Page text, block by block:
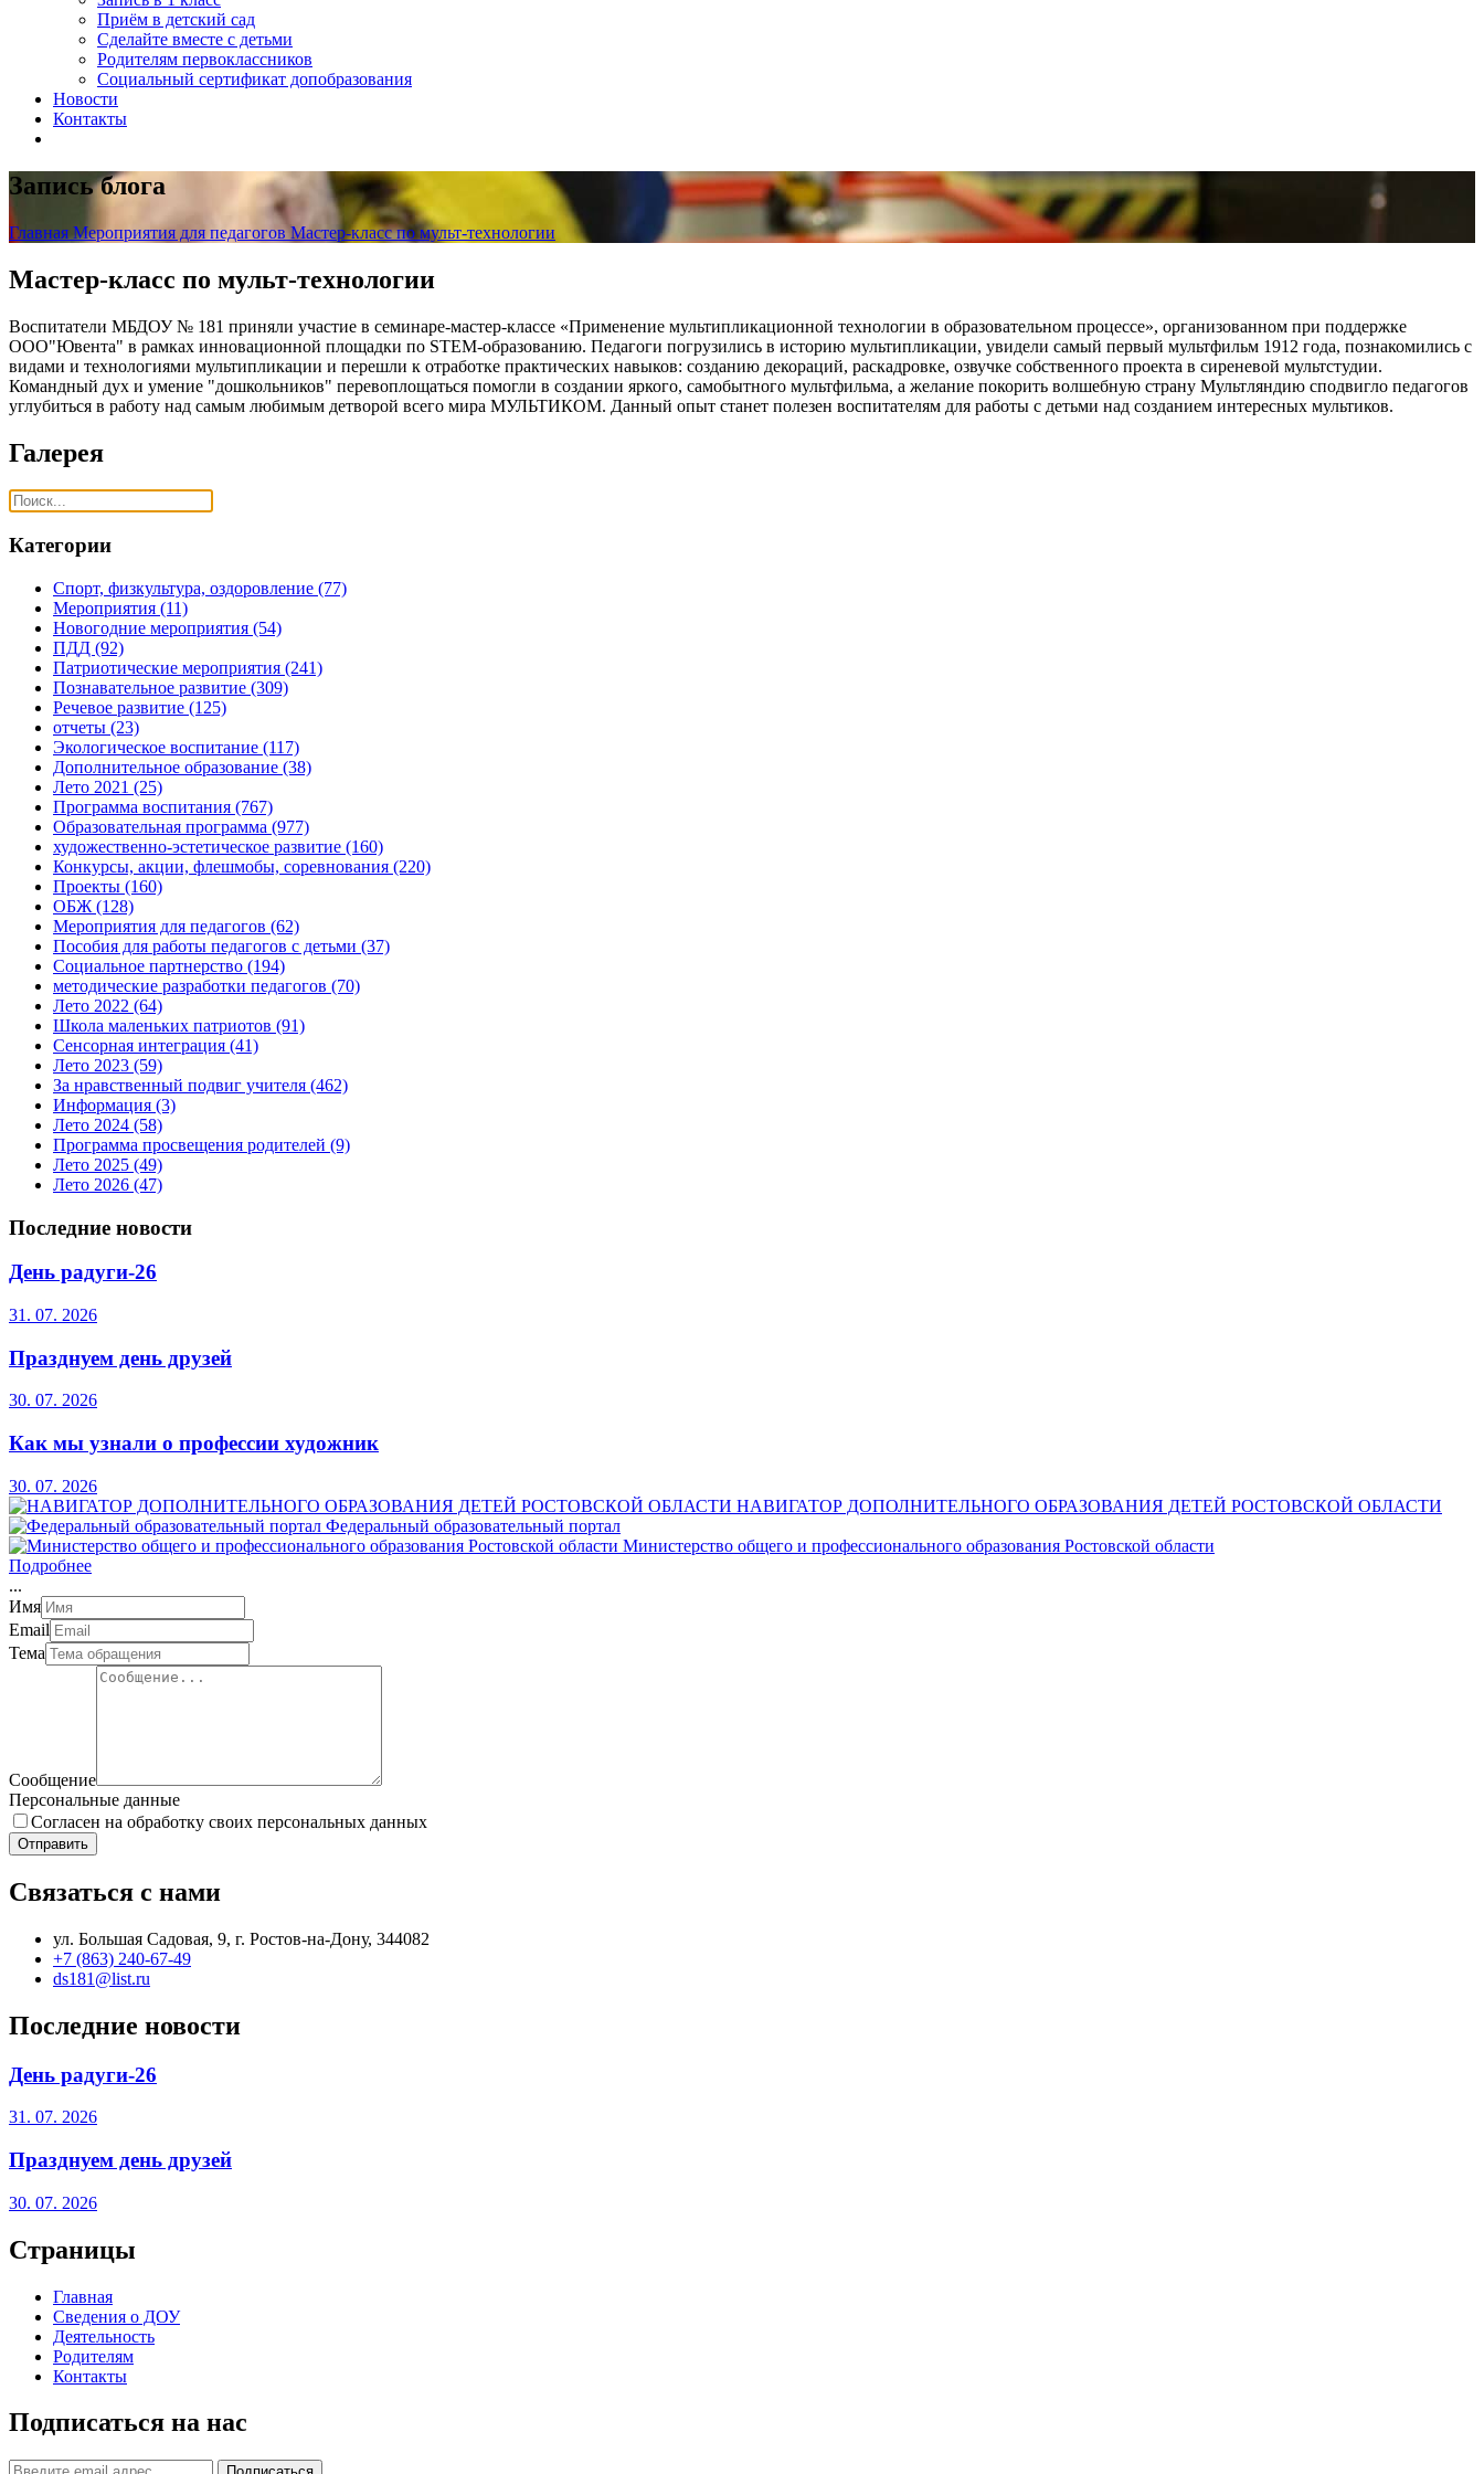
Приём в детский сад
Сделайте вместе с детьми
Родителям первоклассников
Социальный сертификат допобразования
Новости
Контакты
Запись блога
Главная Мероприятия для педагоговМастер-класс по мульт-технологии
Мастер-класс по мульт-технологии
Воспитатели МБДОУ № 181 приняли участие в семинаре-мастер-классе «Применение мультипликационной технологии в образовательном процессе», организованном при поддержке
ООО"Ювента" в рамках инновационной площадки по STEM-образованию. Педагоги погрузились в историю мультипликации, увидели самый первый мультфильм 1912 года, познакомились с
видами и технологиями мультипликации и перешли к отработке практических навыков: созданию декораций, раскадровке, озвучке собственного проекта в сиреневой мультстудии.
Командный дух и умение "дошкольников" перевоплощаться помогли в создании яркого, самобытного мультфильма, а желание покорить волшебную страну Мультляндию сподвигло педагогов
углубиться в работу над самым любимым детворой всего мира МУЛЬТИКОМ. Данный опыт станет полезен воспитателям для работы с детьми над созданием интересных мультиков.
Галерея
Категории
Спорт, физкультура, оздоровление (77)
Мероприятия (11)
Новогодние мероприятия (54)
ПДД (92)
Патриотические мероприятия (241)
Познавательное развитие (309)
Речевое развитие (125)
отчеты (23)
Экологическое воспитание (117)
Дополнительное образование (38)
Лето 2021 (25)
Программа воспитания (767)
Образовательная программа (977)
художественно-эстетическое развитие (160)
Конкурсы, акции, флешмобы, соревнования (220)
Проекты (160)
ОБЖ (128)
Мероприятия для педагогов (62)
Пособия для работы педагогов с детьми (37)
Социальное партнерство (194)
методические разработки педагогов (70)
Лето 2022 (64)
Школа маленьких патриотов (91)
Сенсорная интеграция (41)
Лето 2023 (59)
За нравственный подвиг учителя (462)
Информация (3)
Лето 2024 (58)
Программа просвещения родителей (9)
Лето 2025 (49)
Лето 2026 (47)
Последние новости
День радуги-26
31. 07. 2026
Празднуем день друзей
30. 07. 2026
Как мы узнали о профессии художник
30. 07. 2026
НАВИГАТОР ДОПОЛНИТЕЛЬНОГО ОБРАЗОВАНИЯ ДЕТЕЙ РОСТОВСКОЙ ОБЛАСТИ
Федеральный образовательный портал
Министерство общего и профессионального образования Ростовской области
Подробнее
...
Имя
Email
Тема
Сообщение
Персональные данные
Согласен на обработку своих персональных данных
Отправить
Связаться с нами
ул. Большая Садовая, 9, г. Ростов-на-Дону, 344082
+7 (863) 240-67-49
ds181@list.ru
Последние новости
День радуги-26
31. 07. 2026
Празднуем день друзей
30. 07. 2026
Страницы
Главная
Сведения о ДОУ
Деятельность
Родителям
Контакты
Подписаться на нас